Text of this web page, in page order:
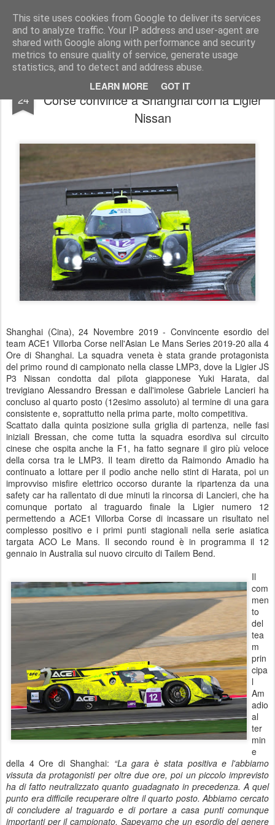
This site uses cookies from Google to deliver its services
and to analyze traffic. Your IP address and user-agent are
shared with Google along with performance and security
metrics to ensure quality of service, generate usage
statistics, and to detect and address abuse.
LEARN MORE GOT IT
AutoMotoCorse. Motorsport Random News 280912
24
Asian Le Mans Series/ ACE1 Villorba
Corse convince a Shanghai con la Ligier
Nissan
Shanghai (Cina), 24 Novembre 2019 - Convincente esordio del
team ACE1 Villorba Corse nell'Asian Le Mans Series 2019-20 alla 4
Ore di Shanghai. La squadra veneta è stata grande protagonista
del primo round di campionato nella classe LMP3, dove la Ligier JS
P3 Nissan condotta dal pilota giapponese Yuki Harata, dal
trevigiano Alessandro Bressan e dall'imolese Gabriele Lancieri ha
concluso al quarto posto (12esimo assoluto) al termine di una gara
consistente e, soprattutto nella prima parte, molto competitiva.
Scattato dalla quinta posizione sulla griglia di partenza, nelle fasi
iniziali Bressan, che come tutta la squadra esordiva sul circuito
cinese che ospita anche la F1, ha fatto segnare il giro più veloce
della corsa tra le LMP3. Il team diretto da Raimondo Amadio ha
continuato a lottare per il podio anche nello stint di Harata, poi un
improvviso misfire elettrico occorso durante la ripartenza da una
safety car ha rallentato di due minuti la rincorsa di Lancieri, che ha
comunque portato al traguardo finale la Ligier numero 12
permettendo a ACE1 Villorba Corse di incassare un risultato nel
complesso positivo e i primi punti stagionali nella serie asiatica
targata ACO Le Mans. Il secondo round è in programma il 12
gennaio in Australia sul nuovo circuito di Tailem Bend.
Il
com
men
to
del
tea
m
prin
cipa
l
Am
adio
al
ter
min
e
della 4 Ore di Shanghai: “La gara è stata positiva e l'abbiamo
vissuta da protagonisti per oltre due ore, poi un piccolo imprevisto
ha di fatto neutralizzato quanto guadagnato in precedenza. A quel
punto era difficile recuperare oltre il quarto posto. Abbiamo cercato
di concludere al traguardo e di portare a casa punti comunque
importanti per il campionato. Sapevamo che un esordio del genere